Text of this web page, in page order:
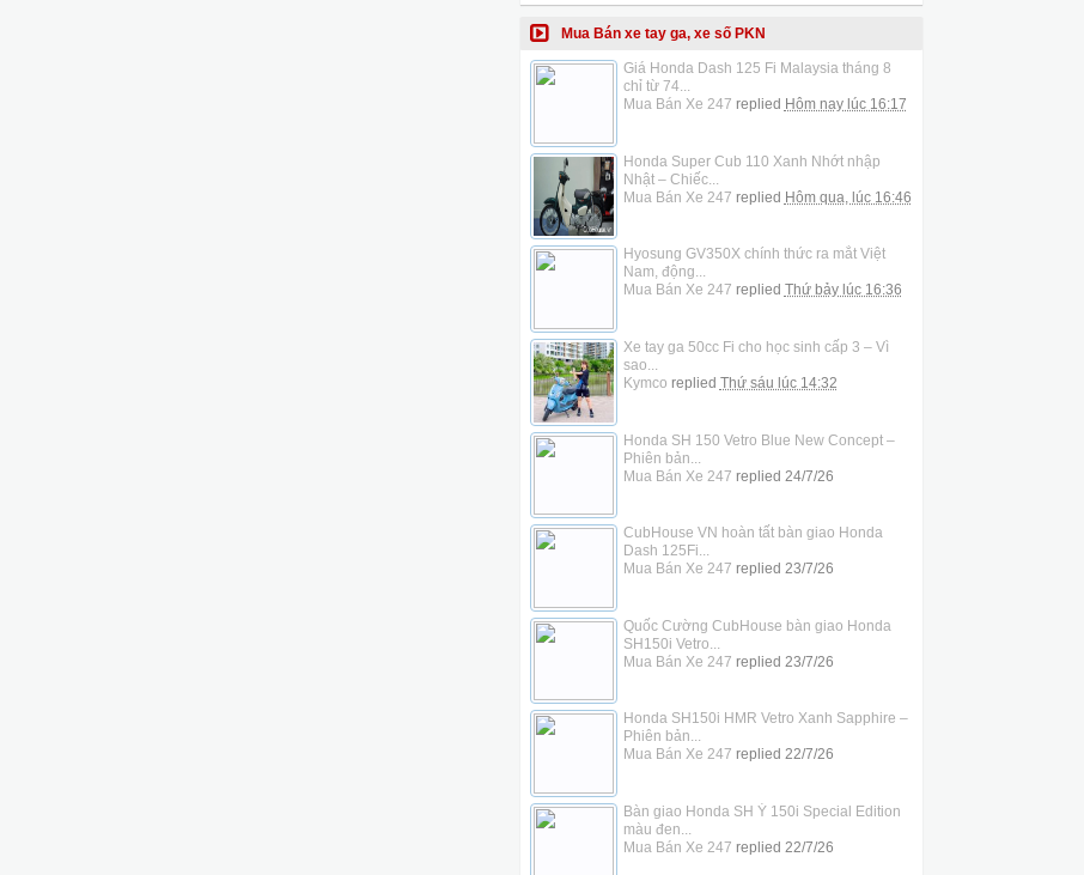
Mua Bán xe tay ga, xe số PKN
Giá Honda Dash 125 Fi Malaysia tháng 8
chỉ từ 74...
Mua Bán Xe 247 replied Hôm nay lúc 16:17
Honda Super Cub 110 Xanh Nhớt nhập
Nhật – Chiếc...
Mua Bán Xe 247 replied Hôm qua, lúc 16:46
Hyosung GV350X chính thức ra mắt Việt
Nam, động...
Mua Bán Xe 247 replied Thứ bảy lúc 16:36
Xe tay ga 50cc Fi cho học sinh cấp 3 – Vì
sao...
Kymco replied Thứ sáu lúc 14:32
Honda SH 150 Vetro Blue New Concept –
Phiên bản...
Mua Bán Xe 247 replied 24/7/26
CubHouse VN hoàn tất bàn giao Honda
Dash 125Fi...
Mua Bán Xe 247 replied 23/7/26
Quốc Cường CubHouse bàn giao Honda
SH150i Vetro...
Mua Bán Xe 247 replied 23/7/26
Honda SH150i HMR Vetro Xanh Sapphire –
Phiên bản...
Mua Bán Xe 247 replied 22/7/26
Bàn giao Honda SH Ý 150i Special Edition
màu đen...
Mua Bán Xe 247 replied 22/7/26